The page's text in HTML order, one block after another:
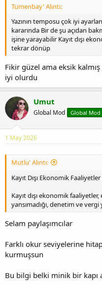
Tumenbay' Alıntı:
Yazının temposu çok iyi
kararında Bir de şu açıdan
işine yarayabilir Kayıt dışı
tekrar dönüp
Fikir güzel ama eksik kalmış
iyi olurdu
Umut
Global Mod Global Mod
1 May 2026
Mutlu' Alıntı:
Kayıt Dışı Ekonomik
Kayıt dışı ekonomik
yansımadığı, denetim ve
Selam paylaşımcılar
Farklı okur seviyelerine
kurmuşsun
Bu bilgi belki minik bir kapı